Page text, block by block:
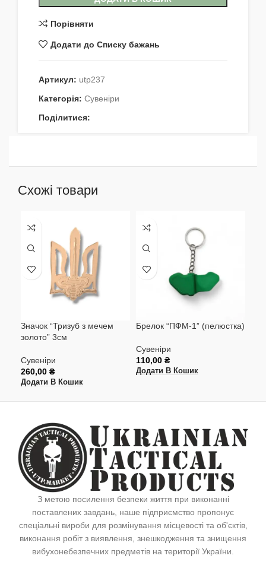
Порівняти
Додати до Списку бажань
Артикул: utp237
Категорія: Сувеніри
Поділитися:
Схожі товари
Значок “Тризуб з мечем
золото” 3см
Сувеніри
260,00 ₴
Додати В Кошик
Брелок “ПФМ-1” (пелюстка)
Сувеніри
110,00 ₴
Додати В Кошик
З метою посилення безпеки життя при виконанні
поставлених завдань, наше підприємство пропонує
спеціальні вироби для розмінування місцевості та об'єктів,
виконання робіт з виявлення, знешкодження та знищення
вибухонебезпечних предметів на території України.